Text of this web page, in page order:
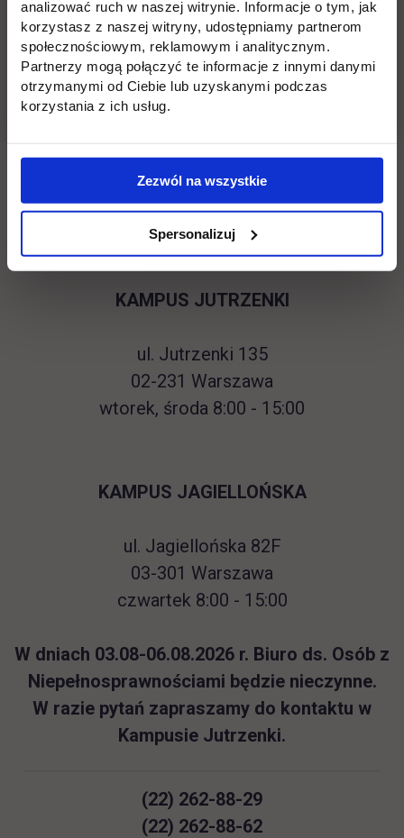
analizować ruch w naszej witrynie. Informacje o tym, jak
korzystasz z naszej witryny, udostępniamy partnerom
społecznościowym, reklamowym i analitycznym.
Partnerzy mogą połączyć te informacje z innymi danymi
otrzymanymi od Ciebie lub uzyskanymi podczas
korzystania z ich usług.
Zezwól na wszystkie
Spersonalizuj
Biuro ds. Osób
Niepełnosprawnych
Pełnomocnik ds. Osób Niepełnosprawnych
Agnieszka Przybylska
tel. 733 022 744
KAMPUS JUTRZENKI
ul. Jutrzenki 135
02-231 Warszawa
wtorek, środa 8:00 - 15:00
KAMPUS JAGIELLOŃSKA
ul. Jagiellońska 82F
03-301 Warszawa
czwartek 8:00 - 15:00
W dniach 03.08-06.08.2026 r. Biuro ds. Osób z
Niepełnosprawnościami będzie nieczynne.
W razie pytań zapraszamy do kontaktu w
Kampusie Jutrzenki.
(22) 262-88-29
(22) 262-88-62